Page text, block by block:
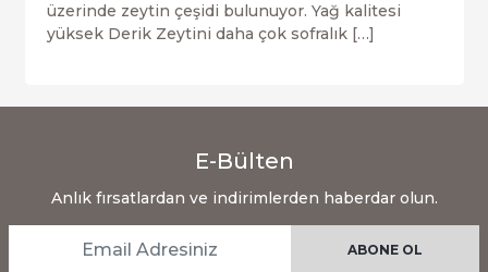
üzerinde zeytin çeşidi bulunuyor. Yağ kalitesi
yüksek Derik Zeytini daha çok sofralık […]
E-Bülten
Anlık fırsatlardan ve indirimlerden haberdar olun.